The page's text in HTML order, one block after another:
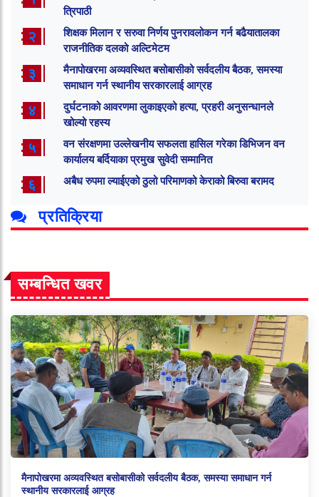
त्रिपाठी
२
शिक्षक मिलान र सरुवा निर्णय पुनरावलोकन गर्न बढैयातालका
राजनीतिक दलको अल्टिमेटम
३
मैनापोखरमा अव्यवस्थित बसोबासीको सर्वदलीय बैठक, समस्या
समाधान गर्न स्थानीय सरकारलाई आग्रह
४
दुर्घटनाको आवरणमा लुकाइएको हत्या, प्रहरी अनुसन्धानले
खोल्यो रहस्य
५
वन संरक्षणमा उल्लेखनीय सफलता हासिल गरेका डिभिजन वन
कार्यालय बर्दियाका प्रमुख सुवेदी सम्मानित
६ अबैध रुपमा ल्याईएको ठुलो परिमाणको केराको बिरुवा बरामद
प्रतिक्रिया
सम्बन्धित खवर
मैनापोखरमा अव्यवस्थित बसोबासीको सर्वदलीय बैठक, समस्या समाधान गर्न
स्थानीय सरकारलाई आग्रह